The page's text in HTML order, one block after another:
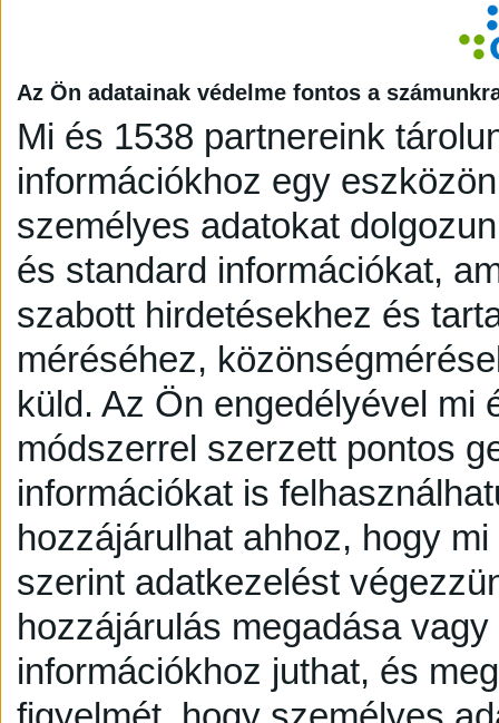
Az Ön adatainak védelme fontos a
Mi és 1538 partnereink
információkhoz egy
személyes adatokat
és standard információkat,
szabott hirdetésekhez és
méréséhez,
küld. Az Ön engedélyével mi
módszerrel szerzett pontos
információkat is
hozzájárulhat ahhoz, hogy
szerint adatkezelést
hozzájárulás megadása
információkhoz juthat, és